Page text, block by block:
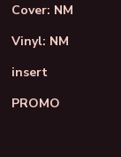
Cover: NM
Vinyl: NM
insert
PROMO